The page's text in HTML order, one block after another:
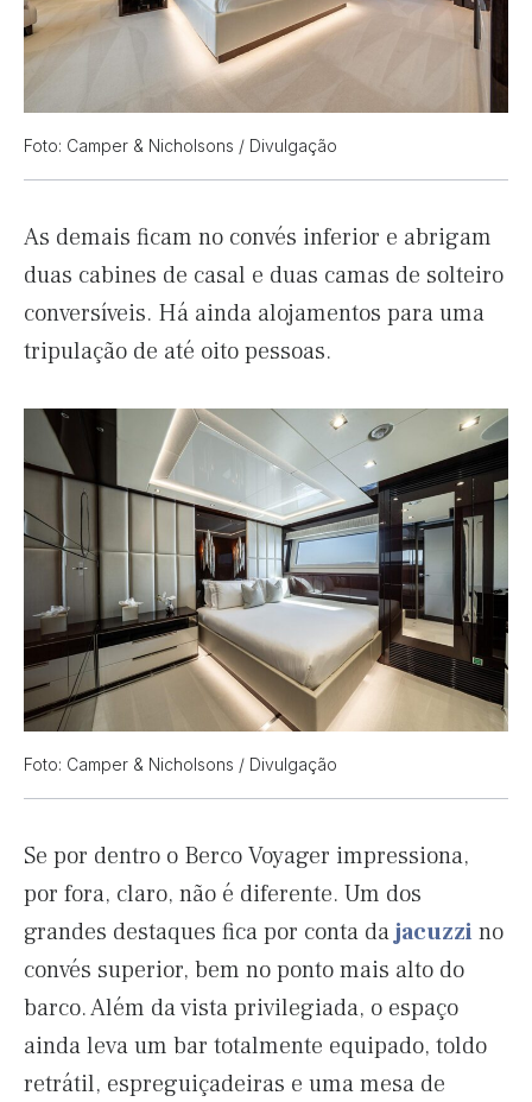
Foto: Camper & Nicholsons / Divulgação
As demais ficam no convés inferior e abrigam
duas cabines de casal e duas camas de solteiro
conversíveis. Há ainda alojamentos para uma
tripulação de até oito pessoas.
Foto: Camper & Nicholsons / Divulgação
Se por dentro o Berco Voyager impressiona,
por fora, claro, não é diferente. Um dos
grandes destaques fica por conta dajacuzzi no
convés superior, bem no ponto mais alto do
barco. Além da vista privilegiada, o espaço
ainda leva um bar totalmente equipado, toldo
retrátil, espreguiçadeiras e uma mesa de